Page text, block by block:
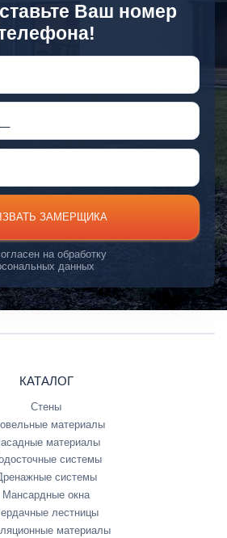
Ваш номер
ЗАМЕРЩИКА
наобработку
данных
КАТАЛОГ
Стены
материалы
материалы
системы
системы
Мансардные окна
лестницы
материалы